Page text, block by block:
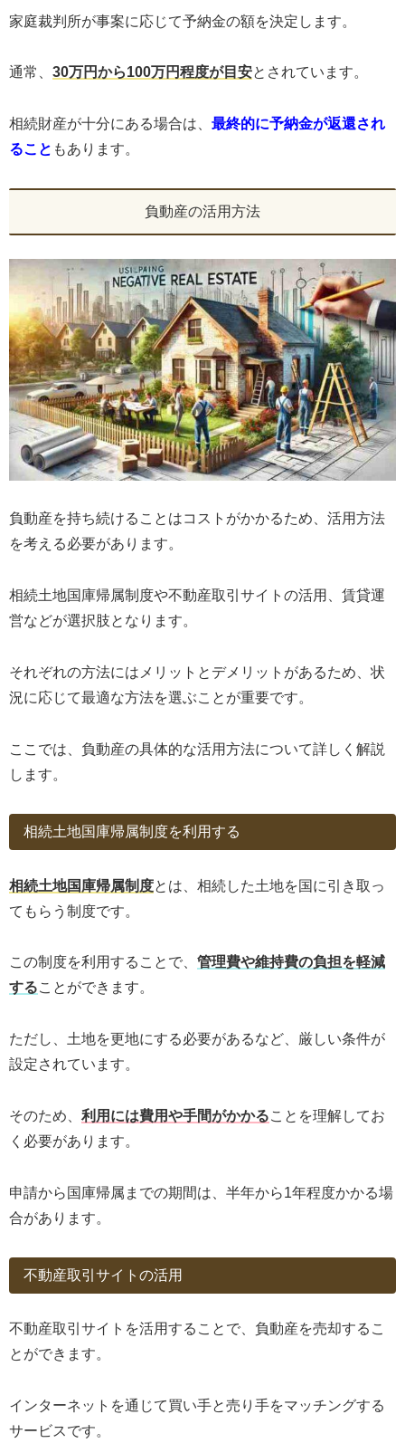
家庭裁判所が事案に応じて予納金の額を決定します。
通常、 30万円から100万円程度が目安とされています。
相続財産が十分にある場合は、 最終的に予納金が返還され
ること もあります。
負動産の活用方法
負動産を持ち続けることはコストがかかるため、活用方法
を考える必要があります。
相続土地国庫帰属制度や不動産取引サイトの活用、賃貸運
営などが選択肢となります。
それぞれの方法にはメリットとデメリットがあるため、状
況に応じて最適な方法を選ぶことが重要です。
ここでは、負動産の具体的な活用方法について詳しく解説
します。
相続土地国庫帰属制度を利用する
相続土地国庫帰属制度とは、相続した土地を国に引き取っ
てもらう制度です。
この制度を利用することで、 管理費や維持費の負担を軽減
することができます。
ただし、土地を更地にする必要があるなど、厳しい条件が
設定されています。
そのため、 利用には費用や手間がかかることを理解してお
く必要があります。
申請から国庫帰属までの期間は、半年から1年程度かかる場
合があります。
不動産取引サイトの活用
不動産取引サイトを活用することで、負動産を売却するこ
とができます。
インターネットを通じて買い手と売り手をマッチングする
サービスです。